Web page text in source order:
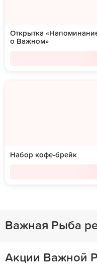
Открытка
о Важном»
Набор кофе-брейк
Важная Рыба
Акции Важной